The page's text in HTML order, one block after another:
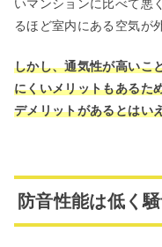
いマンションに比べて悪
るほど室内にある空気が
しかし、通気性が高いこ
にくいメリットもあるた
デメリットがあるとはい
防音性能は低く